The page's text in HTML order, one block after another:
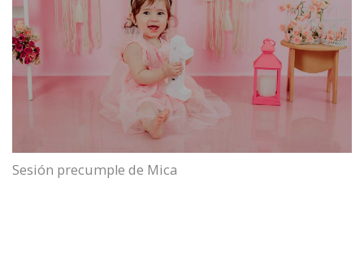
Sesión precumple de Mica